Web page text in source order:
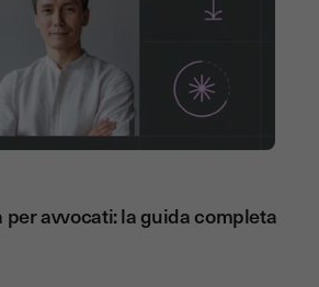
avvocati: la guida completa